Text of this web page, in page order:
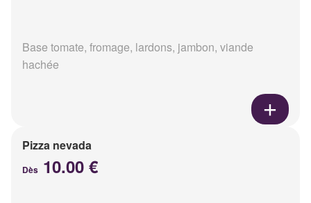
Base tomate, fromage, lardons, jambon, viande
hachée
Pizza nevada
Dès 10.00 €